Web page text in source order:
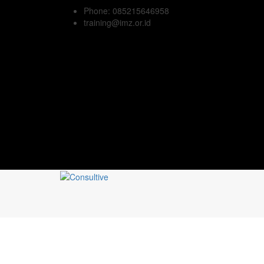
Phone: 085215646958
training@imz.or.id